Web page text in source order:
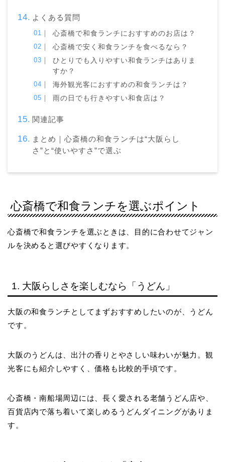
よくある質問
心斎橋で和食ランチにおすすめのお店は？
心斎橋で安く和食ランチを食べるなら？
ひとりでも入りやすい和食ランチはありま
すか？
海外観光客におすすめの和食ランチは？
雨の日でも行きやすい和食店は？
関連記事
まとめ｜心斎橋の和食ランチは“大阪らし
さ”と“使いやすさ”で選ぶ
心斎橋で和食ランチを選ぶポイント
心斎橋で和食ランチを選ぶときは、目的に合わせてジャン
ルを決めると選びやすくなります。
1. 大阪らしさを楽しむなら「うどん」
大阪の和食ランチとしてまずおすすめしたいのが、うどん
です。
大阪のうどんは、出汁の香りとやさしい味わいが魅力。観
光客にも紹介しやすく、価格も比較的手頃です。
心斎橋・南船場周辺には、長く愛される老舗うどん店や、
百貨店内で落ち着いて楽しめるうどんダイニングがありま
す。